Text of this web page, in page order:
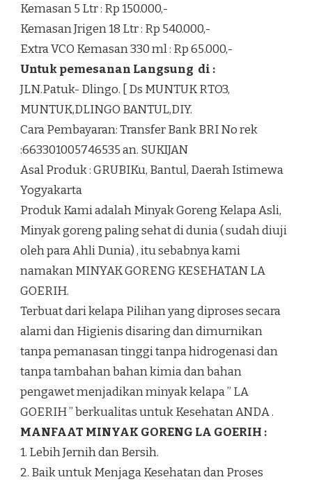
Kemasan 5 Ltr : Rp 150.000,-
Kemasan Jrigen 18 Ltr : Rp 540.000,-
Extra VCO Kemasan 330 ml : Rp 65.000,-
Untuk pemesanan Langsung di :
JLN.Patuk- Dlingo. [ Ds MUNTUK RTO3,
MUNTUK,DLINGO BANTUL,DIY.
Cara Pembayaran: Transfer Bank BRI No rek
:663301005746535 an. SUKIJAN
Asal Produk : GRUBIKu, Bantul, Daerah Istimewa
Yogyakarta
Produk Kami adalah Minyak Goreng Kelapa Asli,
Minyak goreng paling sehat di dunia ( sudah diuji
oleh para Ahli Dunia) , itu sebabnya kami
namakan MINYAK GORENG KESEHATAN LA
GOERIH.
Terbuat dari kelapa Pilihan yang diproses secara
alami dan Higienis disaring dan dimurnikan
tanpa pemanasan tinggi tanpa hidrogenasi dan
tanpa tambahan bahan kimia dan bahan
pengawet menjadikan minyak kelapa ” LA
GOERIH ” berkualitas untuk Kesehatan ANDA .
MANFAAT MINYAK GORENG LA GOERIH :
1. Lebih Jernih dan Bersih.
2. Baik untuk Menjaga Kesehatan dan Proses